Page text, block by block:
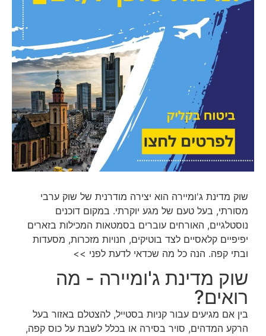
שוק מדינת ג'ומיירה הוא יצירה מודרנית של שוק ערבי
מסורתי, בעל טעם של מגע יוקרתי. במקום דוכנים
נוסטלגיים, האורחים עוברים בסמטאות המכילות בזארים
יפיפיים קלאסיים לצד בוטיקים, חנויות מזכרות, מסעדות
ובתי קפה. הנה כל מה שכדאי לדעת לפני >>
שוק מדינת ג'ומיירה - מה
רואים?
בין אם מגיעים עבור קניות בסטייל, להצטלם באזור בעל
הרקע המדהים, סויר בסירה או בכלל לשבת על כוס קפה,